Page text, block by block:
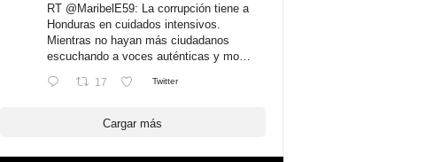
RT @MaribelE59: La corrupción tiene a
Honduras en cuidados intensivos.
Mientras no hayan más ciudadanos
escuchando a voces auténticas y mo…
17 Twitter
Cargar más